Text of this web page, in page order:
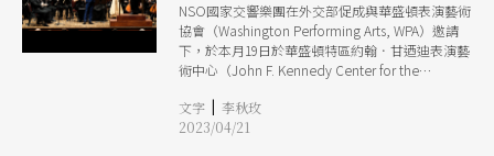
NSO國家交響樂團在外交部促成與華盛頓表演藝術
協會（Washington Performing Arts, WPA）邀請
下，於本月19日於華盛頓特區約翰．甘迺迪表演藝
術中心（John F. Kennedy Center for the
此行美巡的第一站，也是NSO首度登上該中心舞台
表演。
文字 | 李秋玫
2023/04/21